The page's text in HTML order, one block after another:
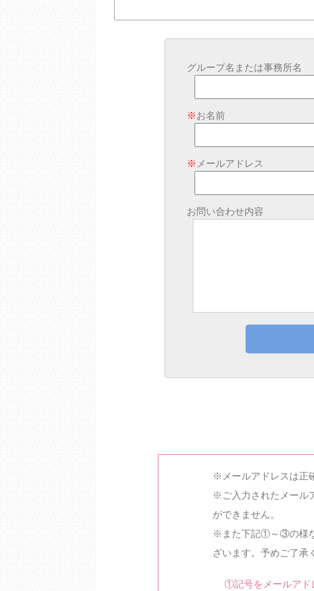
グループ名または事務所名
※お名前
※ メールアドレス
お問い合わせ内容
※メールアドレスは正
※ご入力されたメール
ができません。
※また下記①～③の様な
ざいます。予めご了承
①記号をメールアド